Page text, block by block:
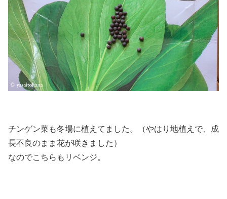
チンゲン菜も冬場に植えてました。（やはり地植えで、成
長不良のまま花が咲きました）
なのでこちらもリベンジ。